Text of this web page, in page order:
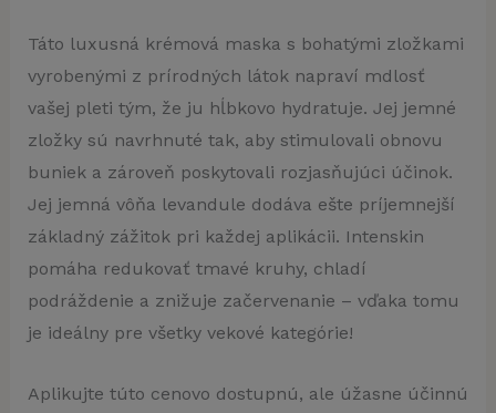
Táto luxusná krémová maska s bohatými zložkami
vyrobenými z prírodných látok napraví mdlosť
vašej pleti tým, že ju hĺbkovo hydratuje. Jej jemné
zložky sú navrhnuté tak, aby stimulovali obnovu
buniek a zároveň poskytovali rozjasňujúci účinok.
Jej jemná vôňa levandule dodáva ešte príjemnejší
základný zážitok pri každej aplikácii. Intenskin
pomáha redukovať tmavé kruhy, chladí
podráždenie a znižuje začervenanie – vďaka tomu
je ideálny pre všetky vekové kategórie!
Aplikujte túto cenovo dostupnú, ale úžasne účinnú